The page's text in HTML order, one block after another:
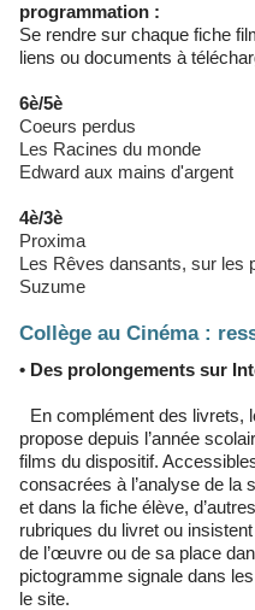
programmation :
Se rendre sur chaque fiche
liens ou documents à
6è/5è
Coeurs perdus
Les Racines du monde
Edward aux mains d'argent
4è/3è
Proxima
Les Rêves dansants, sur les
Suzume
Collège au Cinéma :
• Des prolongements sur
En complément des livrets,
propose depuis l’année
films du dispositif.
consacrées à l’analyse de la
et dans la fiche élève,
rubriques du livret ou
de l’œuvre ou de sa place
pictogramme signale dans
le site.